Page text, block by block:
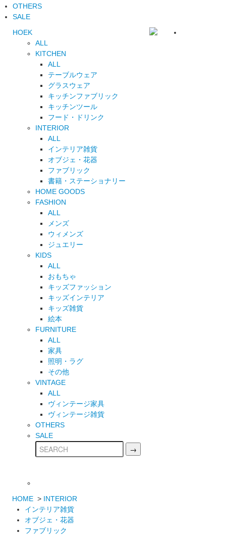
OTHERS
SALE
HOEK
ALL
KITCHEN
ALL
テーブルウェア
グラスウェア
キッチンファブリック
キッチンツール
フード・ドリンク
INTERIOR
ALL
インテリア雑貨
オブジェ・花器
ファブリック
書籍・ステーショナリー
HOME GOODS
FASHION
ALL
メンズ
ウィメンズ
ジュエリー
KIDS
ALL
おもちゃ
キッズファッション
キッズインテリア
キッズ雑貨
絵本
FURNITURE
ALL
家具
照明・ラグ
その他
VINTAGE
ALL
ヴィンテージ家具
ヴィンテージ雑貨
OTHERS
SALE
HOME > INTERIOR
インテリア雑貨
オブジェ・花器
ファブリック